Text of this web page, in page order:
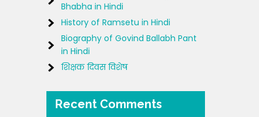
Bhabha in Hindi
History of Ramsetu in Hindi
Biography of Govind Ballabh Pant
in Hindi
शिक्षक दिवस विशेष
Recent Comments